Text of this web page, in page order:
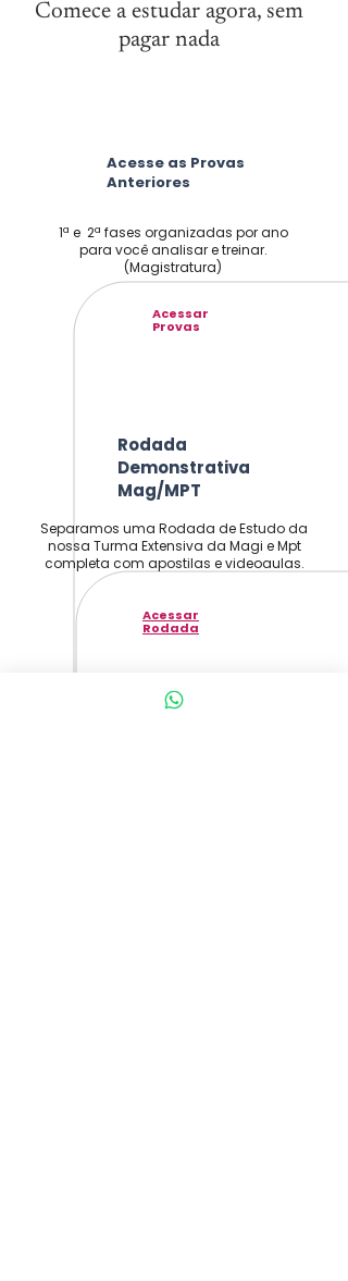
Comece a estudar agora, sem
pagar nada
Acesse as Provas
Anteriores
1ª e 2ª fases organizadas por ano
para você analisar e treinar.
(Magistratura)
Acessar
Provas
Rodada
Demonstrativa
Mag/MPT
Separamos uma Rodada de Estudo da
nossa Turma Extensiva da Magi e Mpt
completa com apostilas e videoaulas.
Acessar
Rodada